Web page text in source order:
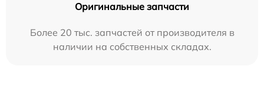
Оригинальные запчасти
Более 20 тыс. запчастей от производителя в
наличии на собственных складах.